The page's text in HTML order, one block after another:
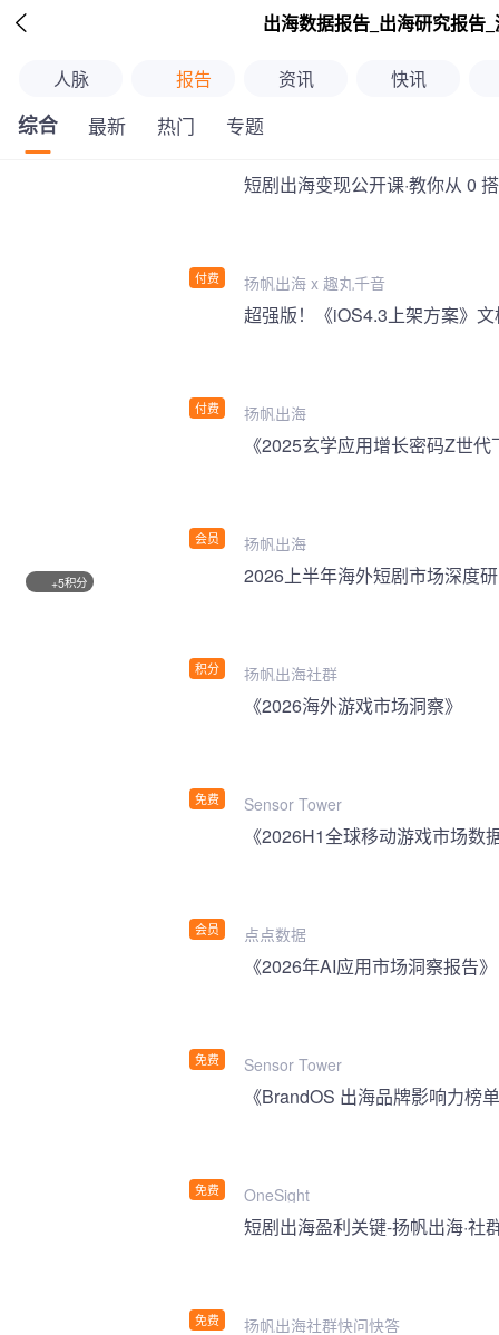
 出海数据报告_出海研究报告
人脉 报告 资讯 快讯
综合 最新 热门 专题
付费
短剧出海变现公开课·教你从 0
扬帆出海 x 趣丸千音
付费 扬帆出海
会员
《2025玄学应用增长密码Z世
扬帆出海
+5积分
积分
2026上半年海外短剧市场深度
扬帆出海社群
免费
《2026海外游戏市场洞察》
Sensor Tower
会员
《2026H1全球移动游戏市场数
点点数据
免费
《2026年AI应用市场洞察报告》
Sensor Tower
免费
《BrandOS 出海品牌影响力榜
OneSight
免费
短剧出海盈利关键-扬帆出海·社
扬帆出海社群快问快答